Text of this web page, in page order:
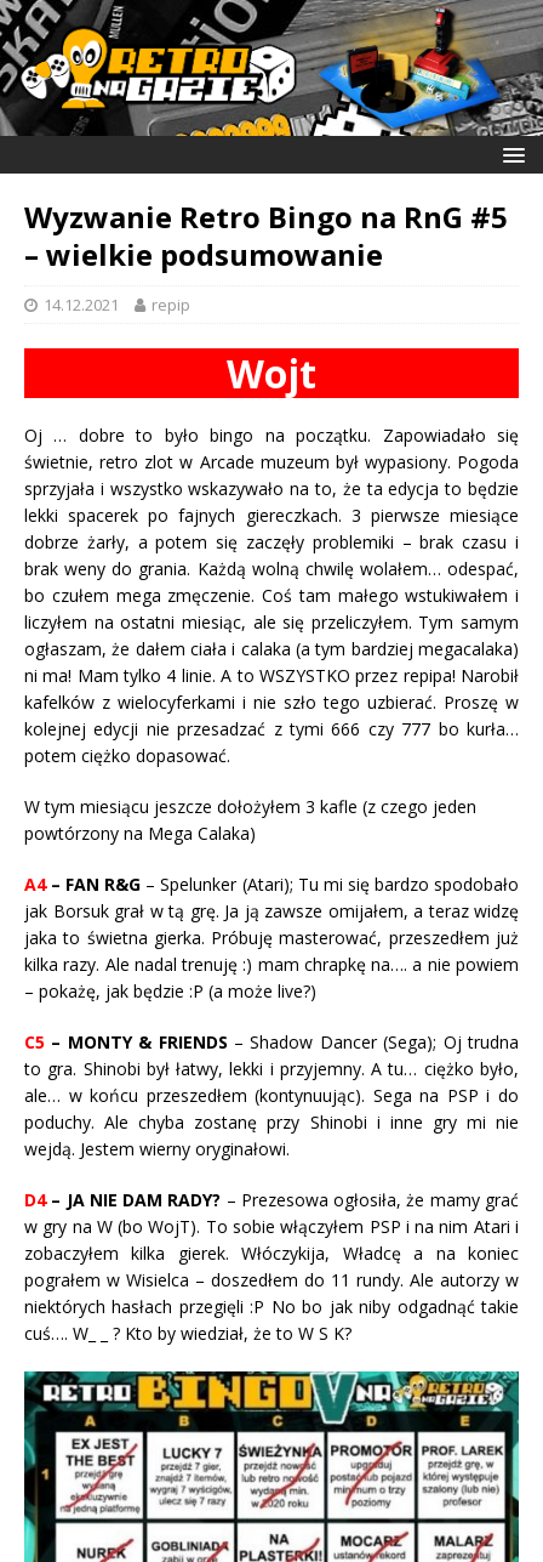
Wyzwanie Retro Bingo na RnG #5
– wielkie podsumowanie
14.12.2021 repip
Wojt
Oj … dobre to było bingo na początku. Zapowiadało się
świetnie, retro zlot w Arcade muzeum był wypasiony. Pogoda
sprzyjała i wszystko wskazywało na to, że ta edycja to będzie
lekki spacerek po fajnych giereczkach. 3 pierwsze miesiące
dobrze żarły, a potem się zaczęły problemiki – brak czasu i
brak weny do grania. Każdą wolną chwilę wolałem… odespać,
bo czułem mega zmęczenie. Coś tam małego wstukiwałem i
liczyłem na ostatni miesiąc, ale się przeliczyłem. Tym samym
ogłaszam, że dałem ciała i calaka (a tym bardziej megacalaka)
ni ma! Mam tylko 4 linie. A to WSZYSTKO przez repipa! Narobił
kafelków z wielocyferkami i nie szło tego uzbierać. Proszę w
kolejnej edycji nie przesadzać z tymi 666 czy 777 bo kurła…
potem ciężko dopasować.
W tym miesiącu jeszcze dołożyłem 3 kafle (z czego jeden
powtórzony na Mega Calaka)
A4– FAN R&G – Spelunker (Atari); Tu mi się bardzo spodobało
jak Borsuk grał w tą grę. Ja ją zawsze omijałem, a teraz widzę
jaka to świetna gierka. Próbuję masterować, przeszedłem już
kilka razy. Ale nadal trenuję :) mam chrapkę na…. a nie powiem
– pokażę, jak będzie :P (a może live?)
C5 – MONTY & FRIENDS – Shadow Dancer (Sega); Oj trudna
to gra. Shinobi był łatwy, lekki i przyjemny. A tu… ciężko było,
ale… w końcu przeszedłem (kontynuując). Sega na PSP i do
poduchy. Ale chyba zostanę przy Shinobi i inne gry mi nie
wejdą. Jestem wierny oryginałowi.
D4– JA NIE DAM RADY? – Prezesowa ogłosiła, że mamy grać
w gry na W (bo WojT). To sobie włączyłem PSP i na nim Atari i
zobaczyłem kilka gierek. Włóczykija, Władcę a na koniec
pograłem w Wisielca – doszedłem do 11 rundy. Ale autorzy w
niektórych hasłach przegięli :P No bo jak niby odgadnąć takie
cuś…. W_ _ ? Kto by wiedział, że to W S K?